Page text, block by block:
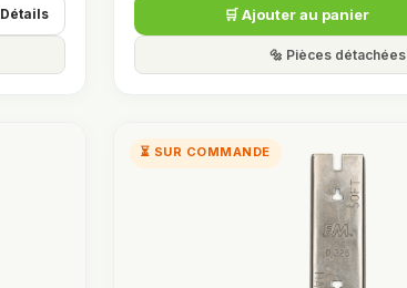
Détails 🛒 Ajouter au panier
🔩 Pièces détachées
⏳ SUR COMMANDE